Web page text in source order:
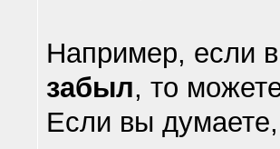
Например, если
забыл, то
Если вы